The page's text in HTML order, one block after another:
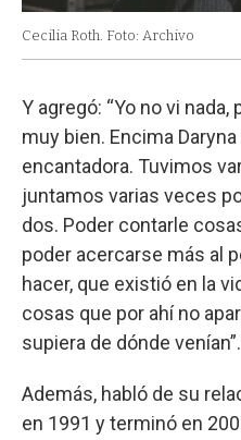
Cecilia Roth. Foto: Archivo
Y agregó: “Yo no vi
muy bien. Encima
encantadora. Tuvimos
juntamos varias veces
dos. Poder contarle
poder acercarse más al
hacer, que existió en la
cosas que por ahí no
supiera de dónde venían”.
Además, habló de su
en 1991 y terminó en